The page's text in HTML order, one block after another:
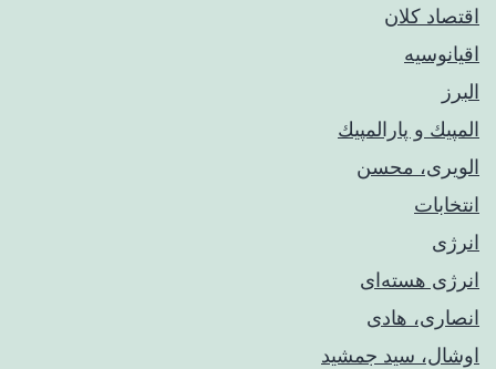
اقتصاد کلان
اقیانوسیه
البرز
المپيك و پارالمپيك
الویری، محسن
انتخابات
انرژی
انرژی هسته‌ای
انصاری، هادی
اوشال، سید جمشید